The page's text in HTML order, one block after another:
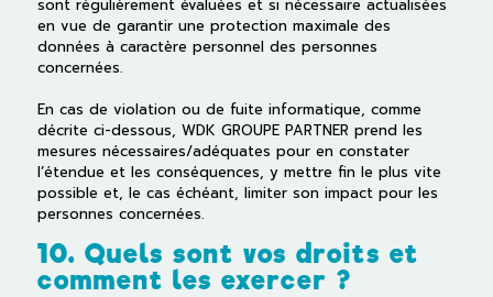
sont régulièrement évaluées et si nécessaire actualisées
en vue de garantir une protection maximale des
données à caractère personnel des personnes
concernées.
En cas de violation ou de fuite informatique, comme
décrite ci-dessous, WDK GROUPE PARTNER prend les
mesures nécessaires/adéquates pour en constater
l’étendue et les conséquences, y mettre fin le plus vite
possible et, le cas échéant, limiter son impact pour les
personnes concernées.
10. Quels sont vos droits et
comment les exercer ?